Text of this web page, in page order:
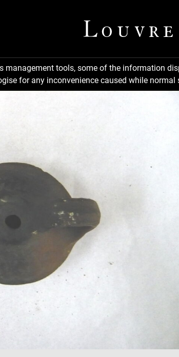
management tools, some of the information
for any inconvenience caused while normal